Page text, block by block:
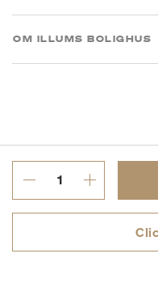
OM ILLUMS BOLIGHUS